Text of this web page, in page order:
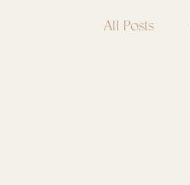
All Posts